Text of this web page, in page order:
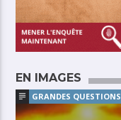
EN IMAGES
GRANDES QUESTIONS